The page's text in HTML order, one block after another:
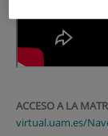
ACCESO A LA
virtual.uam.es/